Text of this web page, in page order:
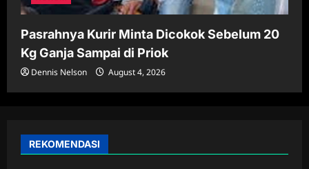
Pasrahnya Kurir Minta Dicokok Sebelum 20
Kg Ganja Sampai di Priok
Dennis Nelson August 4, 2026
REKOMENDASI